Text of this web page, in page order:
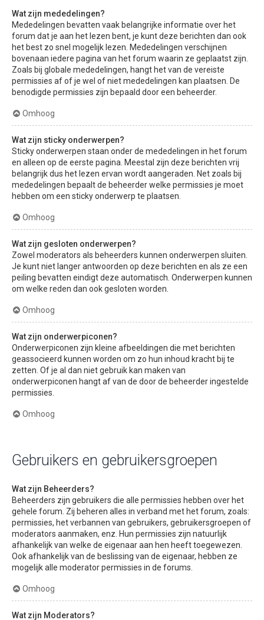
Wat zijn mededelingen?
Mededelingen bevatten vaak belangrijke informatie over het
forum dat je aan het lezen bent, je kunt deze berichten dan ook
het best zo snel mogelijk lezen. Mededelingen verschijnen
bovenaan iedere pagina van het forum waarin ze geplaatst zijn.
Zoals bij globale mededelingen, hangt het van de vereiste
permissies af of je wel of niet mededelingen kan plaatsen. De
benodigde permissies zijn bepaald door een beheerder.
Omhoog
Wat zijn sticky onderwerpen?
Sticky onderwerpen staan onder de mededelingen in het forum
en alleen op de eerste pagina. Meestal zijn deze berichten vrij
belangrijk dus het lezen ervan wordt aangeraden. Net zoals bij
mededelingen bepaalt de beheerder welke permissies je moet
hebben om een sticky onderwerp te plaatsen.
Omhoog
Wat zijn gesloten onderwerpen?
Zowel moderators als beheerders kunnen onderwerpen sluiten.
Je kunt niet langer antwoorden op deze berichten en als ze een
peiling bevatten eindigt deze automatisch. Onderwerpen kunnen
om welke reden dan ook gesloten worden.
Omhoog
Wat zijn onderwerpiconen?
Onderwerpiconen zijn kleine afbeeldingen die met berichten
geassocieerd kunnen worden om zo hun inhoud kracht bij te
zetten. Of je al dan niet gebruik kan maken van
onderwerpiconen hangt af van de door de beheerder ingestelde
permissies.
Omhoog
Gebruikers en gebruikersgroepen
Wat zijn Beheerders?
Beheerders zijn gebruikers die alle permissies hebben over het
gehele forum. Zij beheren alles in verband met het forum, zoals:
permissies, het verbannen van gebruikers, gebruikersgroepen of
moderators aanmaken, enz. Hun permissies zijn natuurlijk
afhankelijk van welke de eigenaar aan hen heeft toegewezen.
Ook afhankelijk van de beslissing van de eigenaar, hebben ze
mogelijk alle moderator permissies in de forums.
Omhoog
Wat zijn Moderators?